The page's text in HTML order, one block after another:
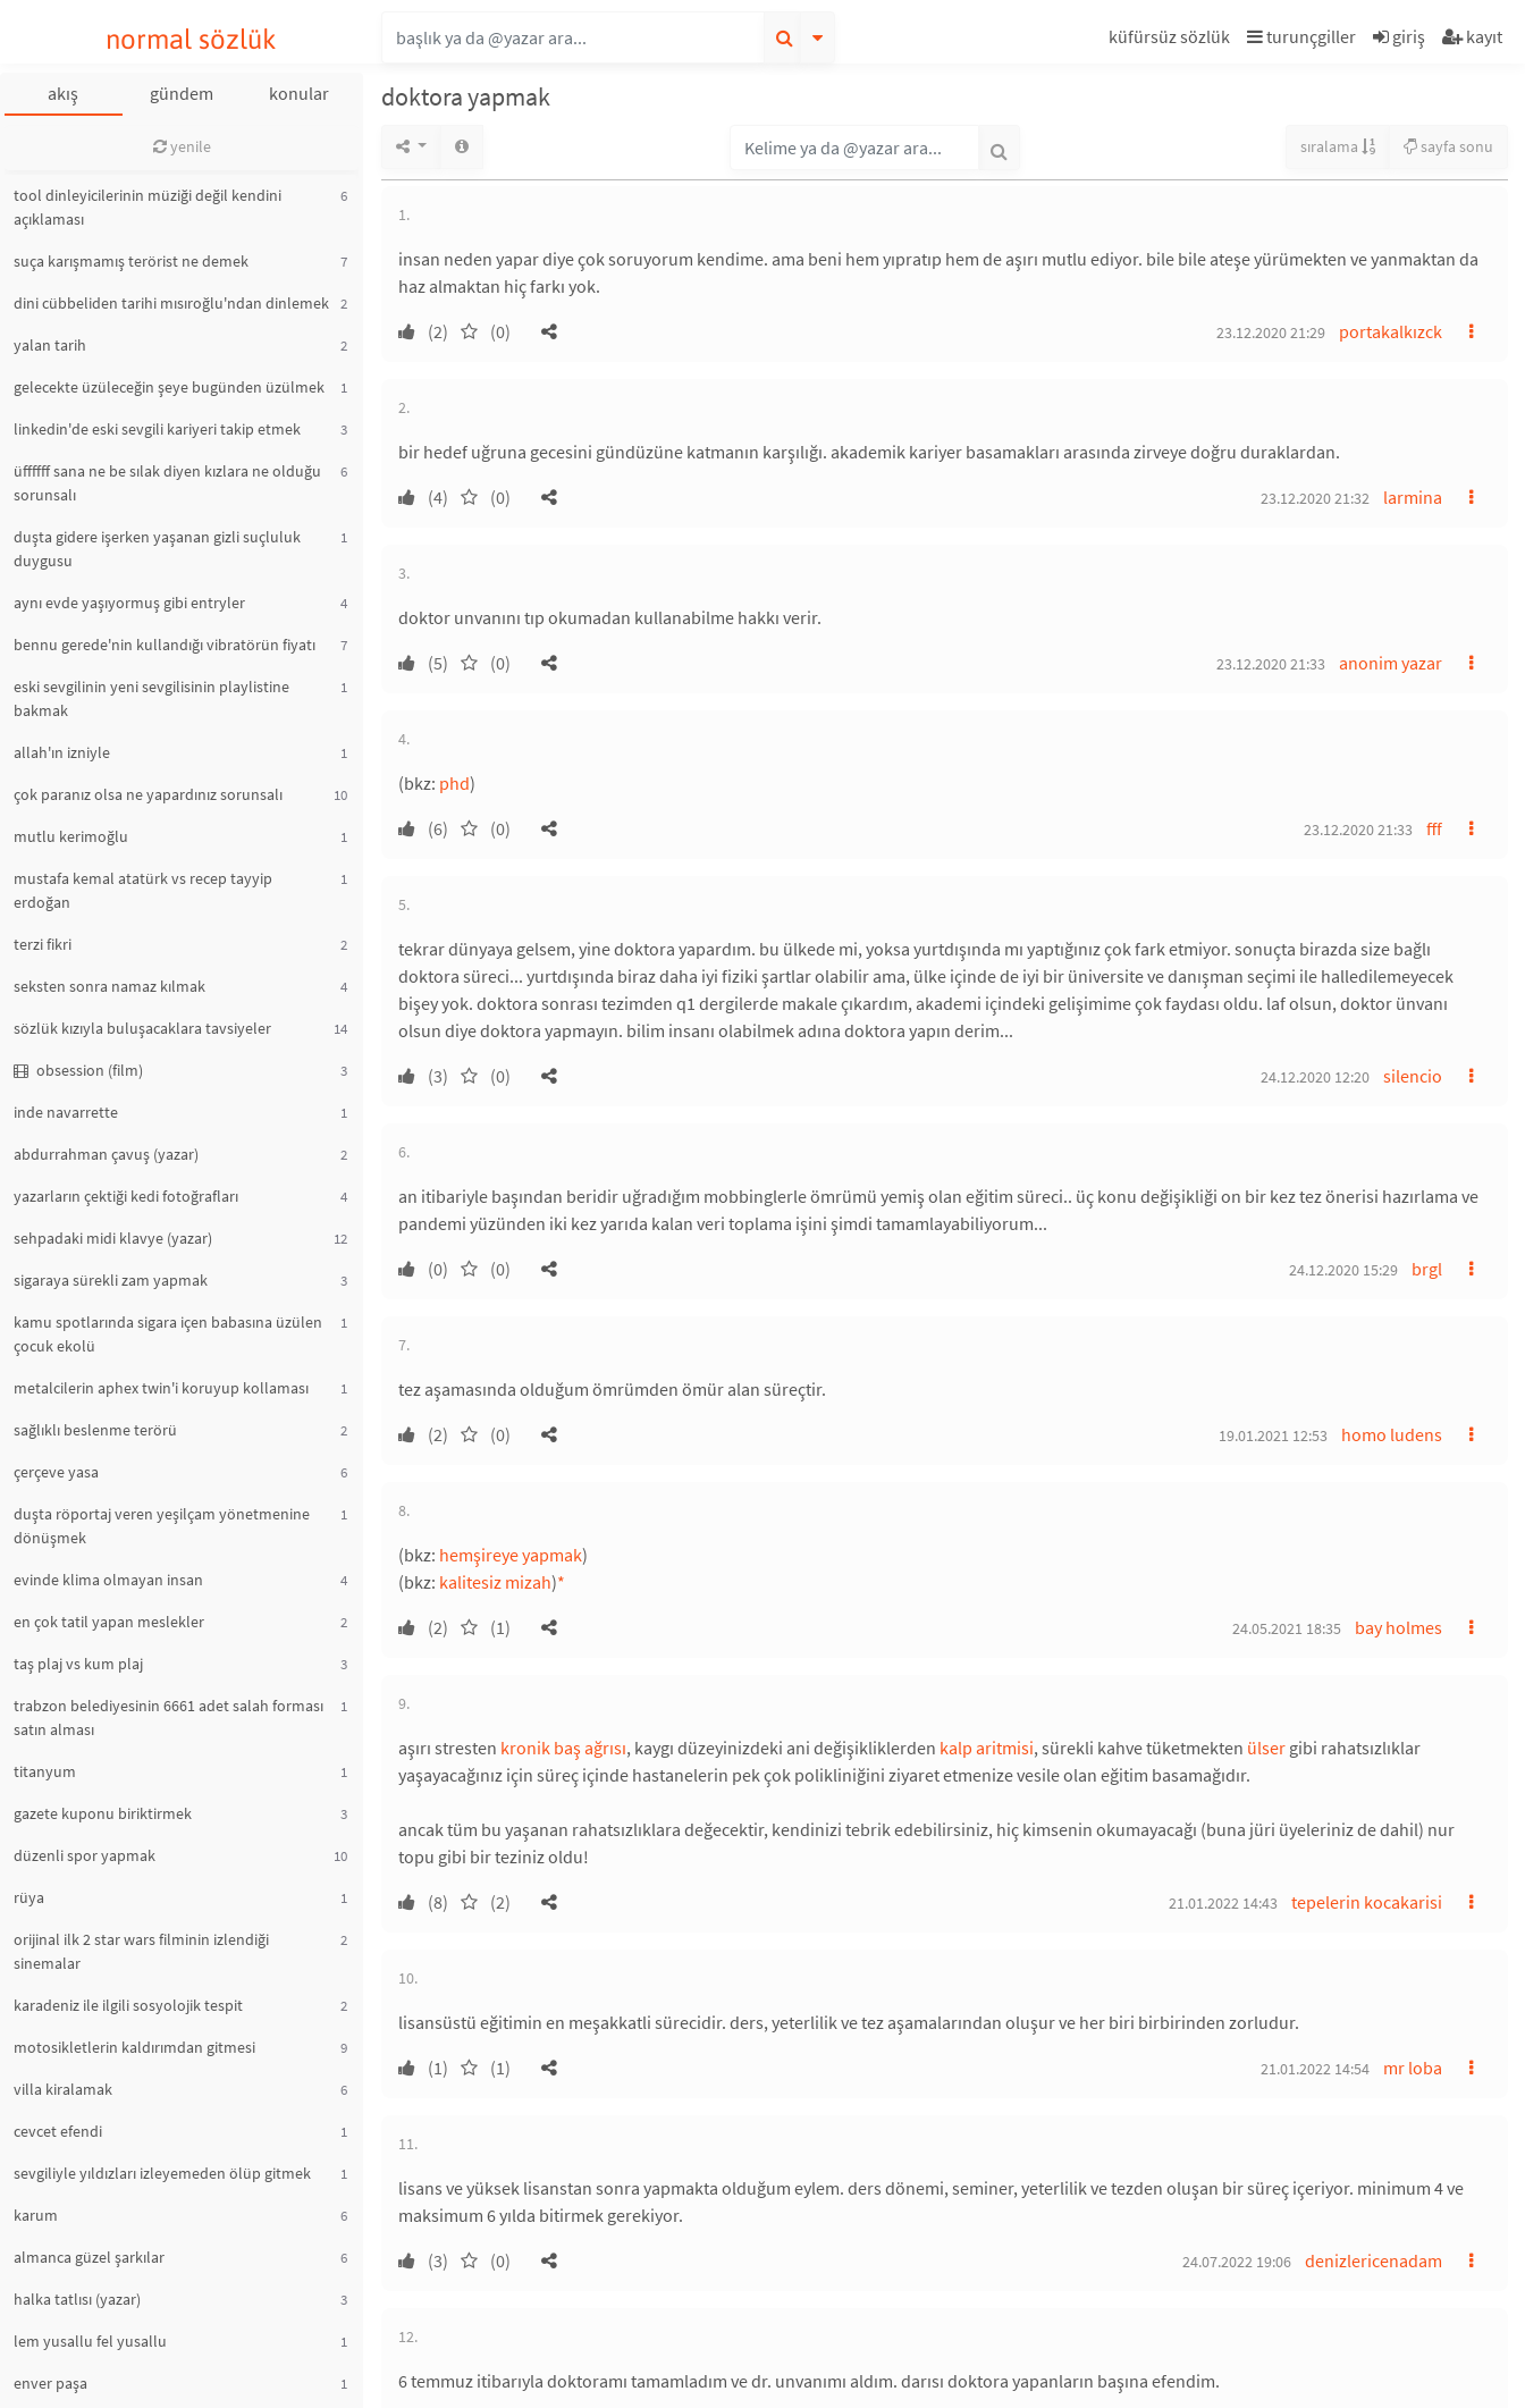
normal sözlük küfürsüz sözlük turunçgiller giriş kayıt
akış gündem konular
yenile
tool dinleyicilerinin müziği değil kendini
açıklaması
6
suça karışmamış terörist ne demek 7
dini cübbeliden tarihi mısıroğlu'ndan dinlemek 2
yalan tarih 2
gelecekte üzüleceğin şeye bugünden üzülmek 1
linkedin'de eski sevgili kariyeri takip etmek 3
üffffff sana ne be sılak diyen kızlara ne olduğu
sorunsalı
6
duşta gidere işerken yaşanan gizli suçluluk
duygusu
1
aynı evde yaşıyormuş gibi entryler 4
bennu gerede'nin kullandığı vibratörün fiyatı 7
eski sevgilinin yeni sevgilisinin playlistine
bakmak
1
allah'ın izniyle 1
çok paranız olsa ne yapardınız sorunsalı 10
mutlu kerimoğlu 1
mustafa kemal atatürk vs recep tayyip
erdoğan
1
terzi fikri 2
seksten sonra namaz kılmak 4
sözlük kızıyla buluşacaklara tavsiyeler 14
obsession (film) 3
inde navarrette 1
abdurrahman çavuş (yazar) 2
yazarların çektiği kedi fotoğrafları 4
sehpadaki midi klavye (yazar) 12
sigaraya sürekli zam yapmak 3
kamu spotlarında sigara içen babasına üzülen
çocuk ekolü
1
metalcilerin aphex twin'i koruyup kollaması 1
sağlıklı beslenme terörü 2
çerçeve yasa 6
duşta röportaj veren yeşilçam yönetmenine
dönüşmek
1
evinde klima olmayan insan 4
en çok tatil yapan meslekler 2
taş plaj vs kum plaj 3
trabzon belediyesinin 6661 adet salah forması
satın alması
1
titanyum 1
gazete kuponu biriktirmek 3
düzenli spor yapmak 10
rüya 1
orijinal ilk 2 star wars filminin izlendiği
sinemalar
2
karadeniz ile ilgili sosyolojik tespit 2
motosikletlerin kaldırımdan gitmesi 9
villa kiralamak 6
cevcet efendi 1
sevgiliyle yıldızları izleyemeden ölüp gitmek 1
karum 6
almanca güzel şarkılar 6
halka tatlısı (yazar) 3
lem yusallu fel yusallu 1
enver paşa 1
doktora yapmak
sıralama sayfa sonu
1.
insan neden yapar diye çok soruyorum kendime. ama beni hem yıpratıp hem de aşırı mutlu ediyor. bile bile ateşe yürümekten ve yanmaktan da
haz almaktan hiç farkı yok.
(2)
(0) portakalkızck
23.12.2020 21:29
2.
bir hedef uğruna gecesini gündüzüne katmanın karşılığı. akademik kariyer basamakları arasında zirveye doğru duraklardan.
(4)
(0) larmina
23.12.2020 21:32
3.
doktor unvanını tıp okumadan kullanabilme hakkı verir.
(5)
(0) anonim yazar
23.12.2020 21:33
4.
(bkz: phd)
(6)
(0) fff
23.12.2020 21:33
5.
tekrar dünyaya gelsem, yine doktora yapardım. bu ülkede mi, yoksa yurtdışında mı yaptığınız çok fark etmiyor. sonuçta birazda size bağlı
doktora süreci... yurtdışında biraz daha iyi fiziki şartlar olabilir ama, ülke içinde de iyi bir üniversite ve danışman seçimi ile halledilemeyecek
bişey yok. doktora sonrası tezimden q1 dergilerde makale çıkardım, akademi içindeki gelişimime çok faydası oldu. laf olsun, doktor ünvanı
olsun diye doktora yapmayın. bilim insanı olabilmek adına doktora yapın derim...
(3)
(0) silencio
24.12.2020 12:20
6.
an itibariyle başından beridir uğradığım mobbinglerle ömrümü yemiş olan eğitim süreci.. üç konu değişikliği on bir kez tez önerisi hazırlama ve
pandemi yüzünden iki kez yarıda kalan veri toplama işini şimdi tamamlayabiliyorum...
(0)
(0) brgl
24.12.2020 15:29
7.
tez aşamasında olduğum ömrümden ömür alan süreçtir.
(2)
(0) homo ludens
19.01.2021 12:53
8.
(bkz: hemşireye yapmak)
(bkz: kalitesiz mizah)*
(2)
(1) bay holmes
24.05.2021 18:35
9.
aşırı stresten kronik baş ağrısı, kaygı düzeyinizdeki ani değişikliklerden kalp aritmisi, sürekli kahve tüketmekten ülser gibi rahatsızlıklar
yaşayacağınız için süreç içinde hastanelerin pek çok polikliniğini ziyaret etmenize vesile olan eğitim basamağıdır.
ancak tüm bu yaşanan rahatsızlıklara değecektir, kendinizi tebrik edebilirsiniz, hiç kimsenin okumayacağı (buna jüri üyeleriniz de dahil) nur
topu gibi bir teziniz oldu!
(8)
(2) tepelerin kocakarisi
21.01.2022 14:43
10.
lisansüstü eğitimin en meşakkatli sürecidir. ders, yeterlilik ve tez aşamalarından oluşur ve her biri birbirinden zorludur.
(1)
(1) mr loba
21.01.2022 14:54
11.
lisans ve yüksek lisanstan sonra yapmakta olduğum eylem. ders dönemi, seminer, yeterlilik ve tezden oluşan bir süreç içeriyor. minimum 4 ve
maksimum 6 yılda bitirmek gerekiyor.
(3)
(0) denizlericenadam
24.07.2022 19:06
12.
6 temmuz itibarıyla doktoramı tamamladım ve dr. unvanımı aldım. darısı doktora yapanların başına efendim.